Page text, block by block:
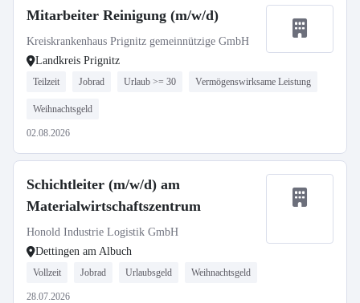
Mitarbeiter Reinigung (m/w/d)
Kreiskrankenhaus Prignitz gemeinnützige GmbH
Landkreis Prignitz
Teilzeit Jobrad Urlaub >= 30 Vermögenswirksame Leistung
Weihnachtsgeld
02.08.2026
Schichtleiter (m/w/d) am
Materialwirtschaftszentrum
Honold Industrie Logistik GmbH
Dettingen am Albuch
Vollzeit Jobrad Urlaubsgeld Weihnachtsgeld
28.07.2026